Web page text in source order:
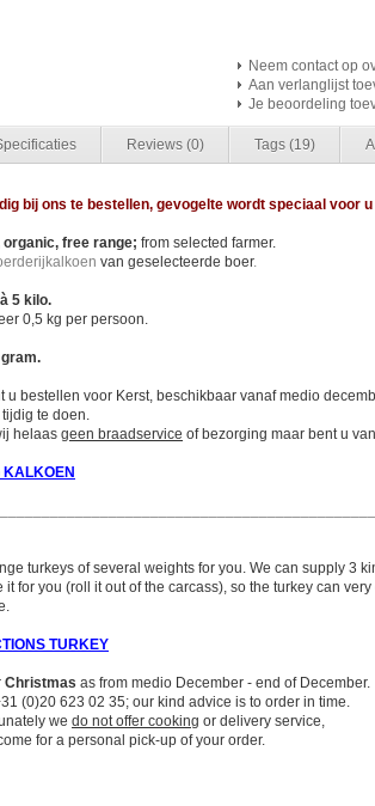
Neem contact op
Aan verlanglijst
Je beoordeling
Reviews (0) Tags (19)
bij ons te bestellen, gevogelte wordt speciaal voor
free range; from selected farmer.
van geselecteerde boer.
5 kilo.
0,5 kg per persoon.
u bestellen voor Kerst, beschikbaar vanaf medio
te doen.
helaas geen braadservice of bezorging maar bent u
KALKOEN
turkeys of several weights for you. We can supply 3
for you (roll it out of the carcass), so the turkey can
TURKEY
Christmas as from medio December - end of December.
(0)20 623 02 35; our kind advice is to order in time.
we do not offer cooking or delivery service,
for a personal pick-up of your order.